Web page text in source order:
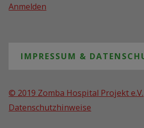
Anmelden
IMPRESSUM &
© 2019 Zomba Hospital Projekt e.V.
Datenschutzhinweise